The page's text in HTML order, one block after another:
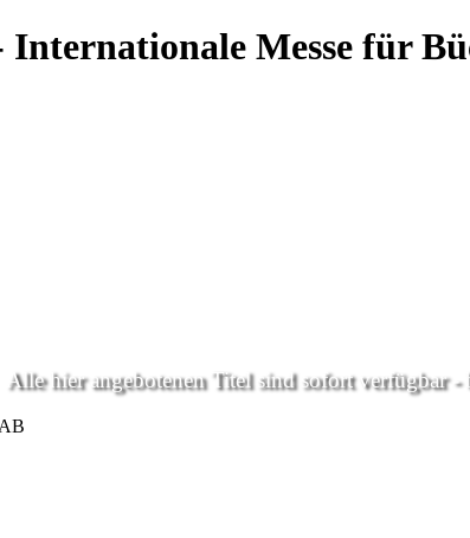
Internationale Messe für
Alle hier angebotenen Titel sind sofort verfügbar